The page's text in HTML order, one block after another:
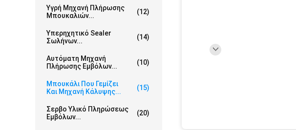
Υγρή Μηχανή Πλήρωσης
Μπουκαλιών...
(12)
Υπερηχητικό Sealer
Σωλήνων...
(14)
Αυτόματη Μηχανή
Πλήρωσης Εμβόλων...
(10)
Μπουκάλι Που Γεμίζει
Και Μηχανή Κάλυψης...
(15)
Σερβο Υλικό Πληρώσεως
Εμβόλων...
(20)